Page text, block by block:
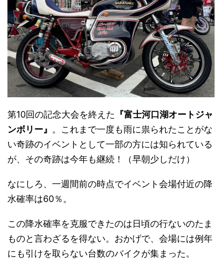
第10回の記念大会を終えた 『富士河口湖オートジャ
ンボリー』 。これまで一度も雨に祟られたことがな
い奇跡のイベントとして一部の方には知られている
が、その奇跡は今年も継続！（早朝少しだけ）
なにしろ、一週間前の時点でイベント会場付近の降
水確率は60％。
この降水確率を克服できたのは日頃の行ないのたま
ものと言わざるを得ない。おかげで、会場には例年
にも引けを取らない台数のバイクが集まった。